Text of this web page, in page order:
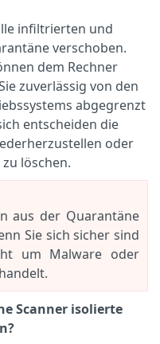
infiltrierten und
verschoben.
dem Rechner
zuverlässig von den
abgegrenzt
entscheiden die
oder
löschen.
aus der Quarantäne
Sie sich sicher sind
um Malware oder
Scanner isolierte